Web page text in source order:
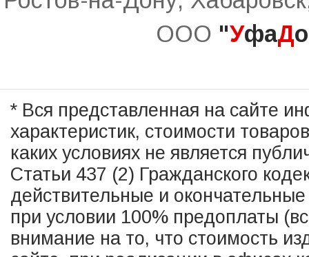
ООО "УфаД
* Вся представленная на сайте
характеристик, стоимости
каких условиях не является
Статьи 437 (2) Гражданского
действительные и
при условии 100% предоплаты
внимание на то, что стоимость